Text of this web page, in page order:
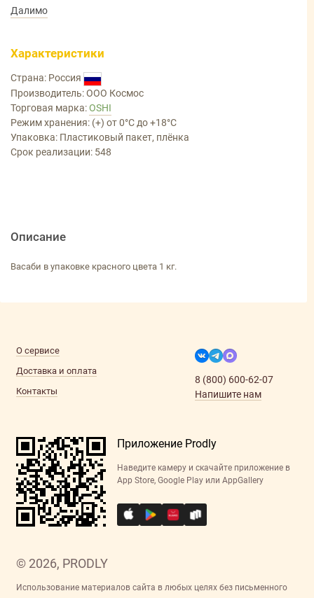
Далимо
Характеристики
Страна: Россия
Производитель: ООО Космос
Торговая марка:OSHI
Режим хранения: (+) от 0°С до +18°С
Упаковка: Пластиковый пакет, плёнка
Срок реализации: 548
Описание
Васаби в упаковке красного цвета 1 кг.
© 2026, PRODLY
Использование материалов сайта в любых целях без письменного
О сервисе
Доставка и оплата
Контакты
8 (800) 600-62-07
Напишите нам
Приложение Prodly
Наведите камеру и скачайте приложение в
App Store, Google Play или AppGallery